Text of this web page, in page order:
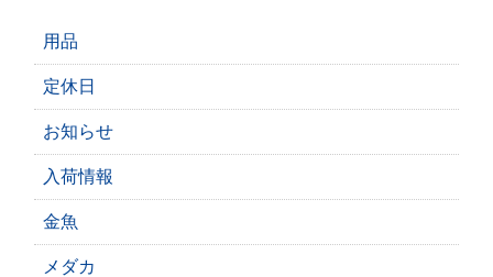
用品
定休日
お知らせ
入荷情報
金魚
メダカ